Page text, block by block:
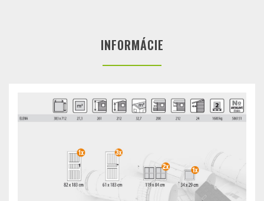
INFORMÁCIE